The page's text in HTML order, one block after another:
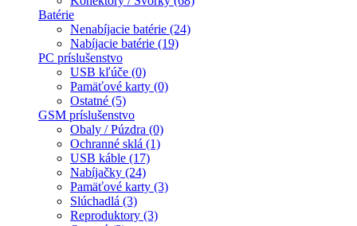
Batérie
Nenabíjacie batérie (24)
Nabíjacie batérie (19)
PC príslušenstvo
USB kľúče (0)
Pamäťové karty (0)
Ostatné (5)
GSM príslušenstvo
Obaly / Púzdra (0)
Ochranné sklá (1)
USB káble (17)
Nabíjačky (24)
Pamäťové karty (3)
Slúchadlá (3)
Reproduktory (3)